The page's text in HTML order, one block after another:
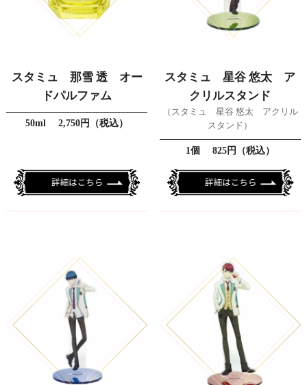
スタミュ 那雪 透 オー
ドパルファム
50ml 2,750円（税込）
スタミュ 星谷 悠太 ア
クリルスタンド
（スタミュ 星谷 悠太 アクリル
スタンド）
1個 825円（税込）